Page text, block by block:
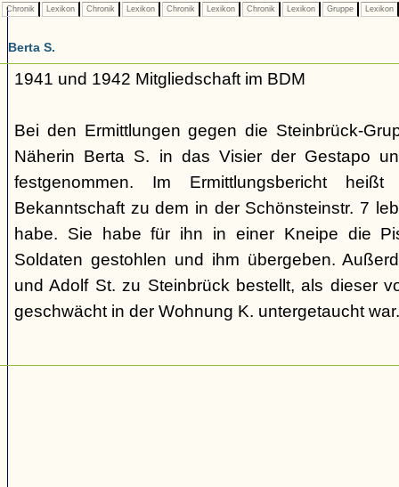
Chronik Lexikon Chronik Lexikon Chronik Lexikon Chronik Lexikon Gruppe Lexikon
Berta S.
1941 und 1942 Mitgliedschaft im BDM
Bei den Ermittlungen gegen die Steinbrück-
Näherin Berta S. in das Visier der Gestapo
festgenommen. Im Ermittlungsbericht
Bekanntschaft zu dem in der Schönsteinstr. 7
habe. Sie habe für ihn in einer Kneipe die
Soldaten gestohlen und ihm übergeben.
und Adolf St. zu Steinbrück bestellt, als dieser
geschwächt in der Wohnung K. untergetaucht war.